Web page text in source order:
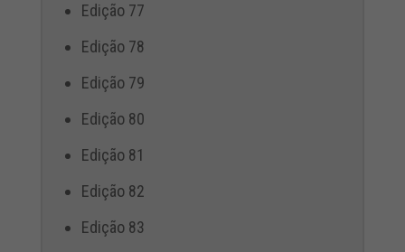
Edição 77
Edição 78
Edição 79
Edição 80
Edição 81
Edição 82
Edição 83